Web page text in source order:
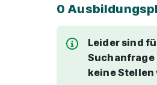
0
Leider sind
Suchanfrage
keine